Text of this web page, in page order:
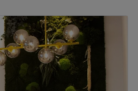
08:30– 18:30
08:30–18:30
08:30–
18:30
08:30 – 18:30
16:00